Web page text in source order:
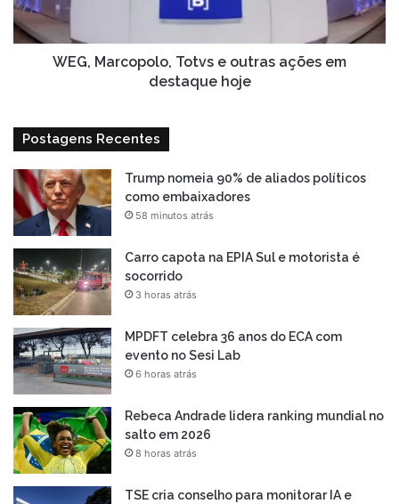
em
destaque
hoje
WEG, Marcopolo, Totvs e outras ações em
destaque hoje
Postagens Recentes
Trump nomeia 90% de aliados políticos
como embaixadores
58 minutos atrás
Carro capota na EPIA Sul e motorista é
socorrido
3 horas atrás
MPDFT celebra 36 anos do ECA com
evento no Sesi Lab
6 horas atrás
Rebeca Andrade lidera ranking mundial no
salto em 2026
8 horas atrás
TSE cria conselho para monitorar IA e